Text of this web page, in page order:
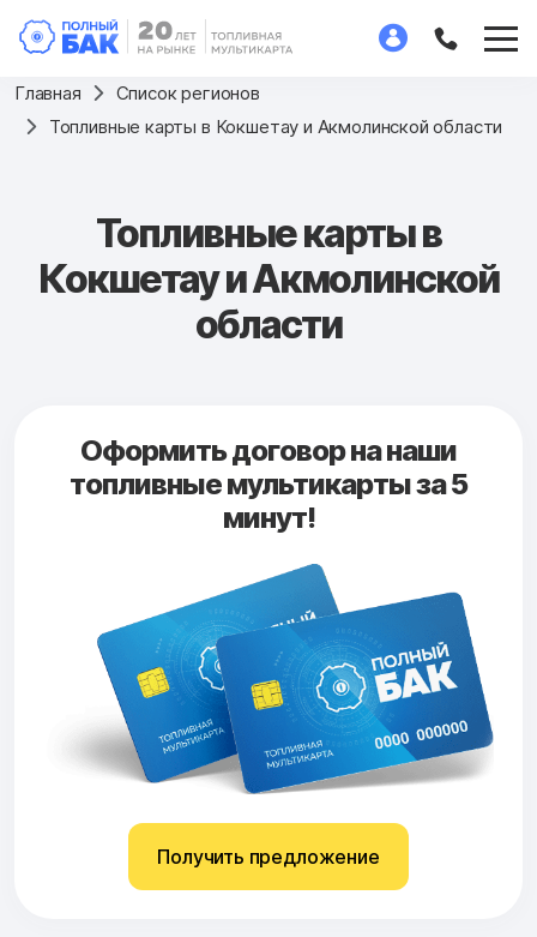
Главная
Список регионов
Топливные карты в Кокшетау и Акмолинской области
Топливные карты в
Кокшетау и Акмолинской
области
Оформить договор на наши
топливные мультикарты за 5
минут!
Получить предложение